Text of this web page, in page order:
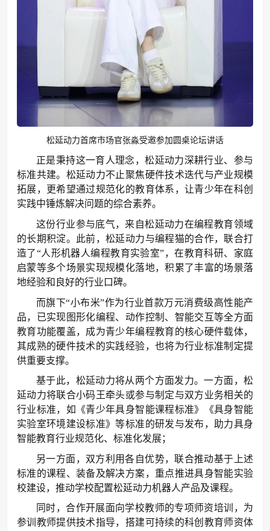
松延动力首席市场官张淼受邀参加圆桌论坛讲话
正是秉持这一育人理念，松延动力深耕行业、参与
标准共建。松延动力不止聚焦硬件技术迭代与产业规模
拓展，更希望通过规范化的教育体系，让青少年在科创
实践中锤炼解决问题的综合素养。
这份行业参与底气，来自松延动力在编程教育领域
的长期积淀。此前，松延动力与编程猫的合作，联合打
造了“人形机器人编程教育实验室”，在教育科研、家庭
启蒙等多个场景实现规模化落地，积累了丰富的场景落
地经验和良好的行业口碑。
而旗下“小布米”作为行业首款万元消费级高性能产
品，已实现图形化编程、动作控制、智能交互等全方面
教育功能覆盖，成为青少年编程教育的核心硬件载体，
其成熟的硬件技术的实践经验，也将为行业标准制定提
供重要支撑。
基于此，松延动力将从两个方面发力。一方面，松
延动力将联合小码王牵头或参与制定与双方业务相关的
行业标准，如《青少年具身智能课程标准》《具身智能
实验室环境建设标准》等标准的研发与发布，助力具身
智能教育行业规范化、标准化发展；
另一方面，双方利用各自优势，联合推动基于上述
标准的课程、装备及解决方案，重点推进具身智能实验
校建设，推动学校配置松延动力机器人产品及课程。
同时，合作开展面向学校教师的专项师资培训，为
参训教师提供技术指导，搭建可持续的科创教育师资体